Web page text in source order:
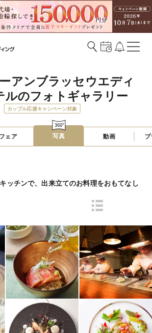
アンブラッセウエディ
ルのフォトギャラリー
カップル応援キャンペーン対象
フェア 写真 動画
ッチンで、出来立てのお料理をおもてなし